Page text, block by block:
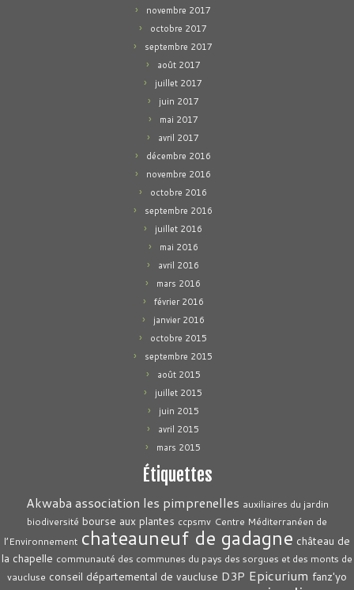
novembre 2017
octobre 2017
septembre 2017
août 2017
juillet 2017
juin 2017
mai 2017
avril 2017
décembre 2016
novembre 2016
octobre 2016
septembre 2016
juillet 2016
mai 2016
avril 2016
mars 2016
février 2016
janvier 2016
octobre 2015
septembre 2015
août 2015
juillet 2015
juin 2015
avril 2015
mars 2015
Étiquettes
Akwaba association les pimprenelles auxiliaires du jardin
biodiversité bourse aux plantes ccpsmv Centre Méditerranéen de
l’Environnement chateauneuf de gadagne château de
la chapelle communauté des communes du pays des sorgues et des monts de
vaucluse conseil départemental de vaucluse D3P Epicurium fanz'yo